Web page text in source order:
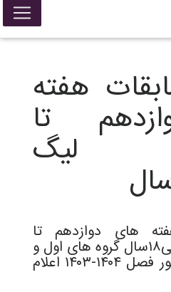
هفته
تا
ليگ
های دوازدهم تا
چهاردهم ليگ قهرمانی۱۸سال گروه های اول و
دوم باشگاه های کشور فصل ۱۴۰۴-۱۴۰۳ اعلام